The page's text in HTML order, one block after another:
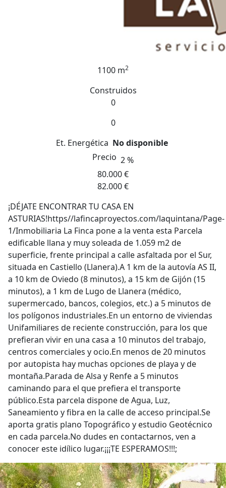
1100 m2
Construidos
0
0
Et. Energética No disponible
Precio 2 %
80.000 €
82.000 €
¡DÉJATE ENCONTRAR TU CASA EN
ASTURIAS!https//lafincaproyectos.com/laquintana/Page-
1/Inmobiliaria La Finca pone a la venta esta Parcela
edificable llana y muy soleada de 1.059 m2 de
superficie, frente principal a calle asfaltada por el Sur,
situada en Castiello (Llanera).A 1 km de la autovía AS II,
a 10 km de Oviedo (8 minutos), a 15 km de Gijón (15
minutos), a 1 km de Lugo de Llanera (médico,
supermercado, bancos, colegios, etc.) a 5 minutos de
los polígonos industriales.En un entorno de viviendas
Unifamiliares de reciente construcción, para los que
prefieran vivir en una casa a 10 minutos del trabajo,
centros comerciales y ocio.En menos de 20 minutos
por autopista hay muchas opciones de playa y de
montaña.Parada de Alsa y Renfe a 5 minutos
caminando para el que prefiera el transporte
público.Esta parcela dispone de Agua, Luz,
Saneamiento y fibra en la calle de acceso principal.Se
aporta gratis plano Topográfico y estudio Geotécnico
en cada parcela.No dudes en contactarnos, ven a
conocer este idílico lugar.¡¡¡TE ESPERAMOS!!!;